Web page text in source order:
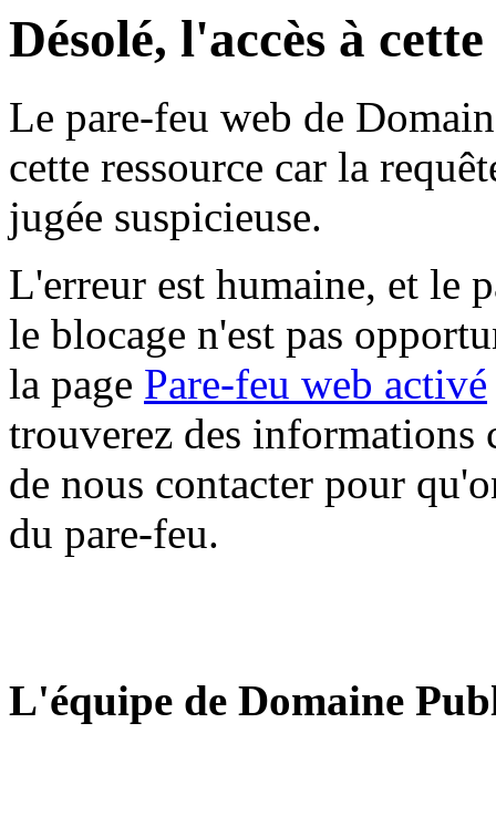
Désolé, l'accès à
Le pare-feu web de
cette ressource car la
jugée suspicieuse.
L'erreur est humaine, et le
le blocage n'est pas
la page Pare-feu web activé
trouverez des informations
de nous contacter pour
du pare-feu.
L'équipe de Domaine